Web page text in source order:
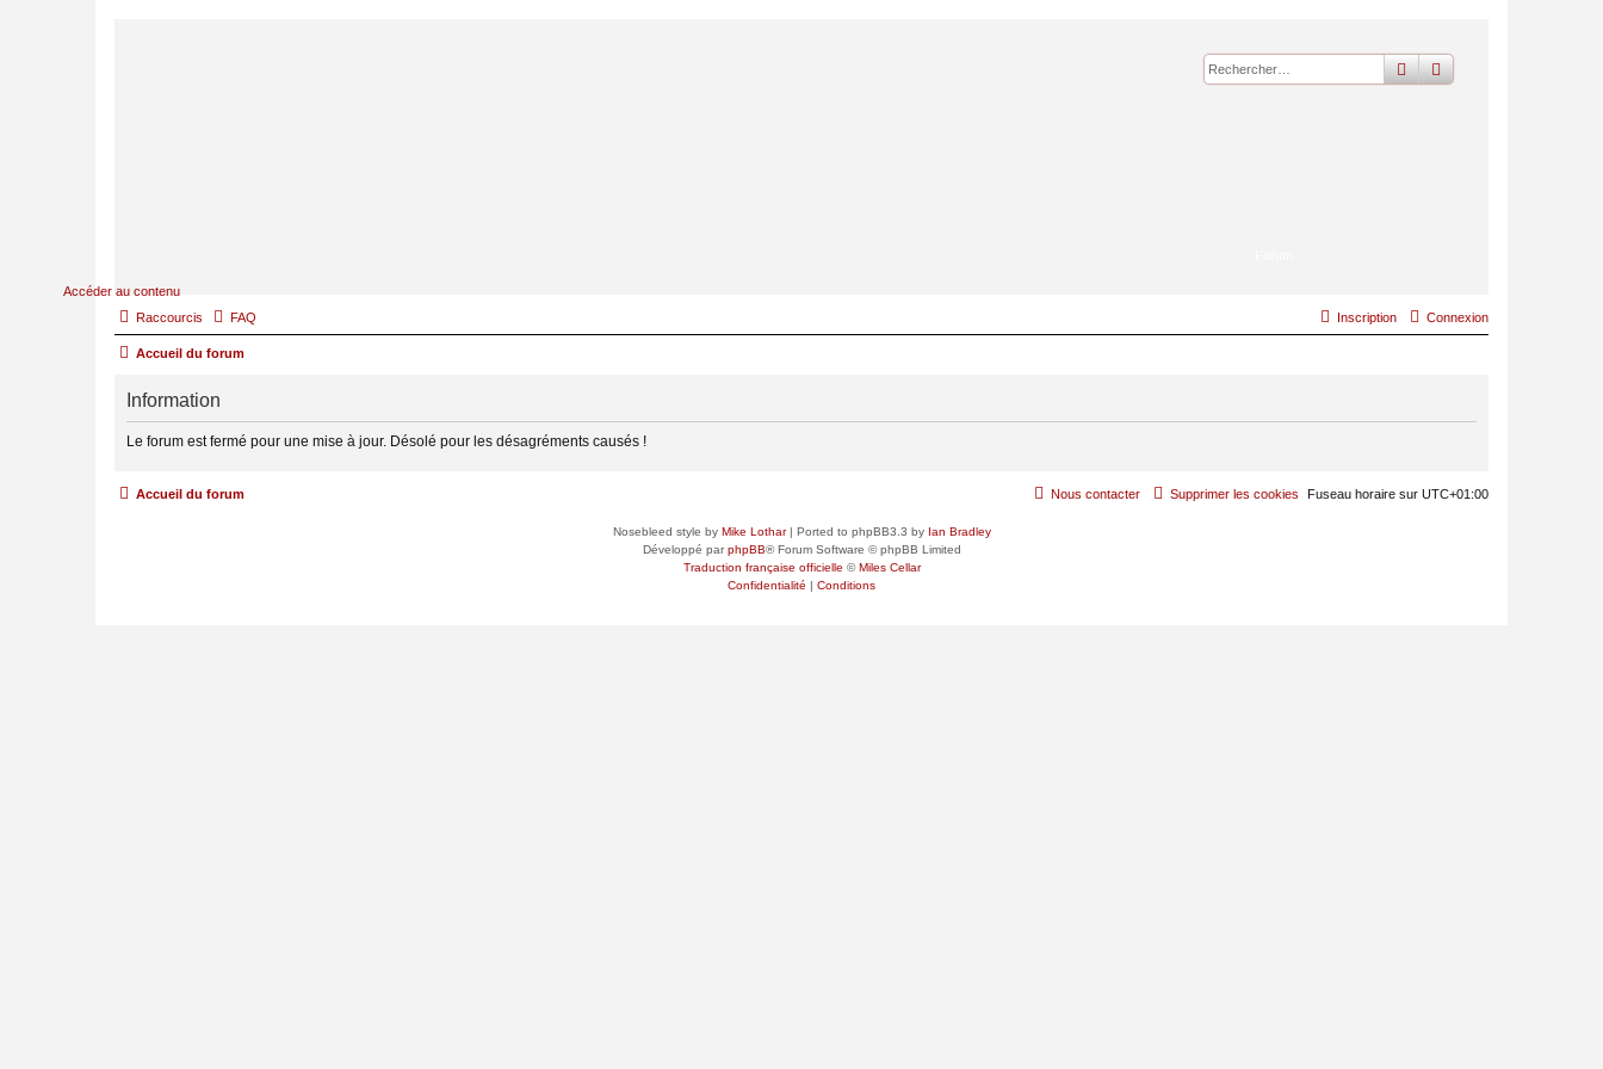
Accéder au contenu
rechercher
recherche
Raccourcis FAQ Connexion
Inscription
Accueil du forum
Information
Le forum est fermé pour une mise à jour. Désolé pour les désagréments causés !
Accueil du forum Fuseau horaire sur UTC+01:00
Supprimer les cookies
Nous contacter
Nosebleed style by Mike Lothar| Ported to phpBB3.3 by Ian Bradley
Développé parphpBB® Forum Software © phpBB Limited
Traduction française officielle ©Miles Cellar
Confidentialité | Conditions